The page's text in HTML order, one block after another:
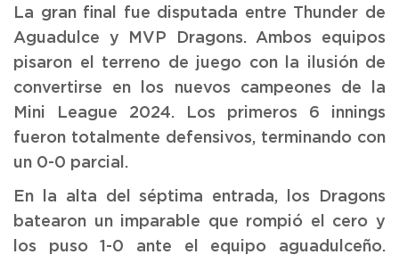
La gran final fue disputada entre Thunder de
Aguadulce y MVP Dragons. Ambos equipos
pisaron el terreno de juego con la ilusión de
convertirse en los nuevos campeones de la
Mini League 2024. Los primeros 6 innings
fueron totalmente defensivos, terminando con
un 0-0 parcial.
En la alta del séptima entrada, los Dragons
batearon un imparable que rompió el cero y
los puso 1-0 ante el equipo aguadulceño.